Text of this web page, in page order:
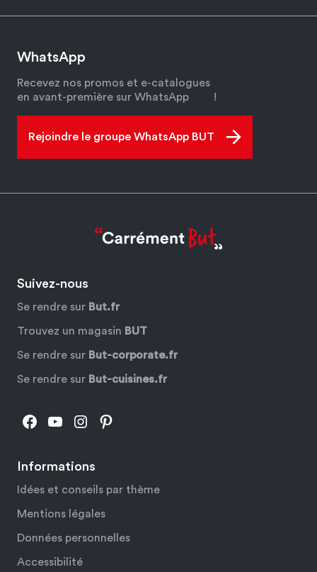
WhatsApp
Recevez nos promos et e-catalogues
en avant-première sur WhatsApp
!
Rejoindre le groupe WhatsApp BUT
Informations
Idées et conseils par thème
Mentions légales
Données personnelles
Accessibilité
Suivez-nous
Se rendre sur But.fr
Trouvez un magasin BUT
Se rendre sur But-corporate.fr
Se rendre sur But-cuisines.fr
Facebook
YouTube
Instagram
Pinterest